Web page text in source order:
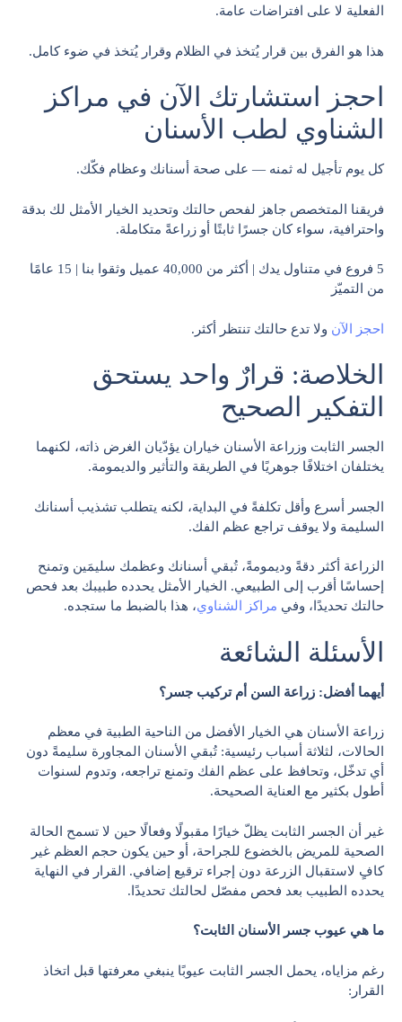
الفعلية لا على افتراضات عامة.
هذا هو الفرق بين قرار يُتخذ في الظلام وقرار يُتخذ في ضوء كامل.
احجز استشارتك الآن في مراكز
الشناوي لطب الأسنان
كل يوم تأجيل له ثمنه — على صحة أسنانك وعظام فكّك.
فريقنا المتخصص جاهز لفحص حالتك وتحديد الخيار الأمثل لك بدقة
واحترافية، سواء كان جسرًا ثابتًا أو زراعةً متكاملة.
5 فروع في متناول يدك | أكثر من 40,000 عميل وثقوا بنا | 15 عامًا
من التميّز
احجز الآن ولا تدع حالتك تنتظر أكثر.
الخلاصة: قرارٌ واحد يستحق
التفكير الصحيح
الجسر الثابت وزراعة الأسنان خياران يؤدّيان الغرض ذاته، لكنهما
يختلفان اختلافًا جوهريًا في الطريقة والتأثير والديمومة.
الجسر أسرع وأقل تكلفةً في البداية، لكنه يتطلب تشذيب أسنانك
السليمة ولا يوقف تراجع عظم الفك.
الزراعة أكثر دقةً وديمومةً، تُبقي أسنانك وعظمك سليمَين وتمنح
إحساسًا أقرب إلى الطبيعي. الخيار الأمثل يحدده طبيبك بعد فحص
حالتك تحديدًا، وفي مراكز الشناوي، هذا بالضبط ما ستجده.
الأسئلة الشائعة
أيهما أفضل: زراعة السن أم تركيب جسر؟
زراعة الأسنان هي الخيار الأفضل من الناحية الطبية في معظم
الحالات، لثلاثة أسباب رئيسية: تُبقي الأسنان المجاورة سليمةً دون
أي تدخّل، وتحافظ على عظم الفك وتمنع تراجعه، وتدوم لسنوات
أطول بكثير مع العناية الصحيحة.
غير أن الجسر الثابت يظلّ خيارًا مقبولًا وفعالًا حين لا تسمح الحالة
الصحية للمريض بالخضوع للجراحة، أو حين يكون حجم العظم غير
كافٍ لاستقبال الزرعة دون إجراء ترقيع إضافي. القرار في النهاية
يحدده الطبيب بعد فحص مفصّل لحالتك تحديدًا.
ما هي عيوب جسر الأسنان الثابت؟
رغم مزاياه، يحمل الجسر الثابت عيوبًا ينبغي معرفتها قبل اتخاذ
القرار: